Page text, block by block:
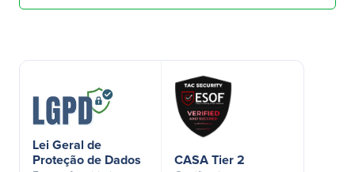
Lei Geral de
Proteção de Dados
CASA Tier 2